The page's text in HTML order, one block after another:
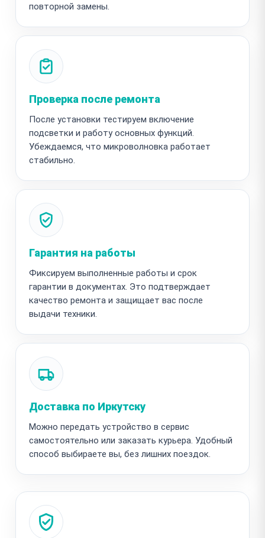
повторной замены.
Проверка после ремонта
После установки тестируем включение
подсветки и работу основных функций.
Убеждаемся, что микроволновка работает
стабильно.
Гарантия на работы
Фиксируем выполненные работы и срок
гарантии в документах. Это подтверждает
качество ремонта и защищает вас после
выдачи техники.
Доставка по Иркутску
Можно передать устройство в сервис
самостоятельно или заказать курьера. Удобный
способ выбираете вы, без лишних поездок.